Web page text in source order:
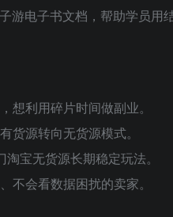
游电子书文档，帮助学员用
想利用碎片时间做副业。
货源转向无货源模式。
宝无货源长期稳定玩法。
不会看数据困扰的卖家。